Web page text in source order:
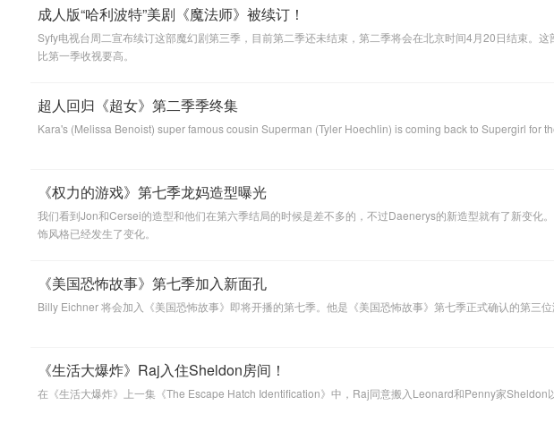
成人版“哈利波特”美剧《魔法师》被续订！
Syfy电视台周二宣布续订这部魔幻剧第三季，目前第二季还未结束，第二季将会在北京时间4月20日结束。
比第一季收视要高。
超人回归《超女》第二季季终集
Kara's (Melissa Benoist) super famous cousin Superman (Tyler Hoechlin) is coming back to Supergirl for
《权力的游戏》第七季龙妈造型曝光
我们看到Jon和Cersei的造型和他们在第六季结局的时候是差不多的，不过Daenerys的新造型就有了新变化
饰风格已经发生了变化。
《美国恐怖故事》第七季加入新面孔
Billy Eichner 将会加入《美国恐怖故事》即将开播的第七季。他是《美国恐怖故事》第七季正式确认的第
《生活大爆炸》Raj入住Sheldon房间！
在《生活大爆炸》上一集《The Escape Hatch Identification》中，Raj同意搬入Leonard和Penny家